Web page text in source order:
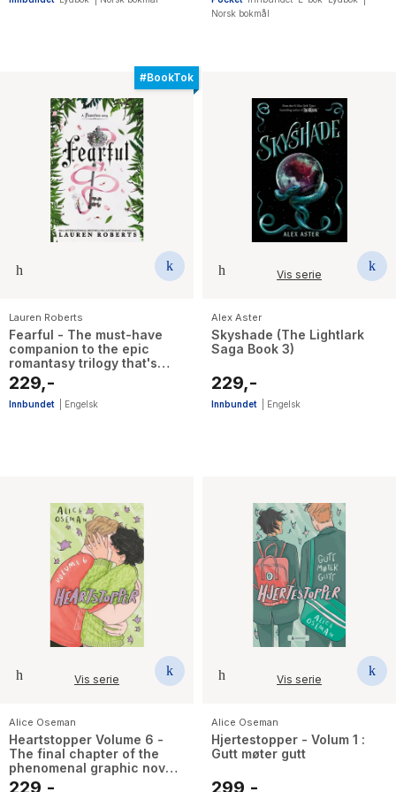
Norsk bokmål
#BookTok
Lauren Roberts
Fearful - The must-have
companion to the epic
romantasy trilogy that's
taken the world by storm!
229,-
Innbundet Engelsk
Vis serie
Alex Aster
Skyshade (The Lightlark
Saga Book 3)
229,-
Innbundet Engelsk
Vis serie
Alice Oseman
Heartstopper Volume 6 -
The final chapter of the
phenomenal graphic novel
series, also on Netflix!
229,-
Vis serie
Alice Oseman
Hjertestopper - Volum 1 :
Gutt møter gutt
299,-